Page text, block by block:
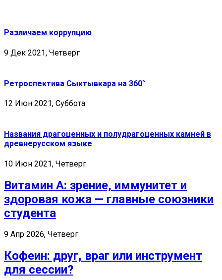
Различаем коррупцию
9 Дек 2021, Четверг
Ретроспектива Сыктывкара на 360°
12 Июн 2021, Суббота
Названия драгоценных и полудрагоценных камней в
древнерусском языке
10 Июн 2021, Четверг
Витамин А: зрение, иммунитет и
здоровая кожа — главные союзники
студента
9 Апр 2026, Четверг
Кофеин: друг, враг или инструмент
для сессии?